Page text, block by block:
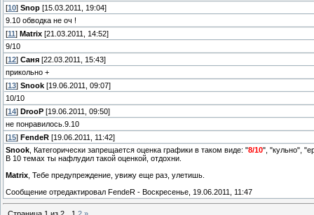
[10] Snop [15.03.2011, 19:04]
9.10 обводка не оч !
[11 ] Matrix [21.03.2011, 14:52]
9/10
[12] Саня [22.03.2011, 15:43]
прикольно +
[13] Snook [19.06.2011, 09:07]
10/10
[14] DrooP [19.06.2011, 09:50]
не понравилось.9.10
[15] FendeR [19.06.2011, 11:42]
Snook , Категорически запрещается оценка графики в таком виде: "8/10", "кульно",
В 10 темах ты нафлудил такой оценкой, отдохни.
Matrix , Тебе предупреждение, увижу еще раз, улетишь.
Сообщение отредактировал FendeR - Воскресенье, 19.06.2011, 11:47